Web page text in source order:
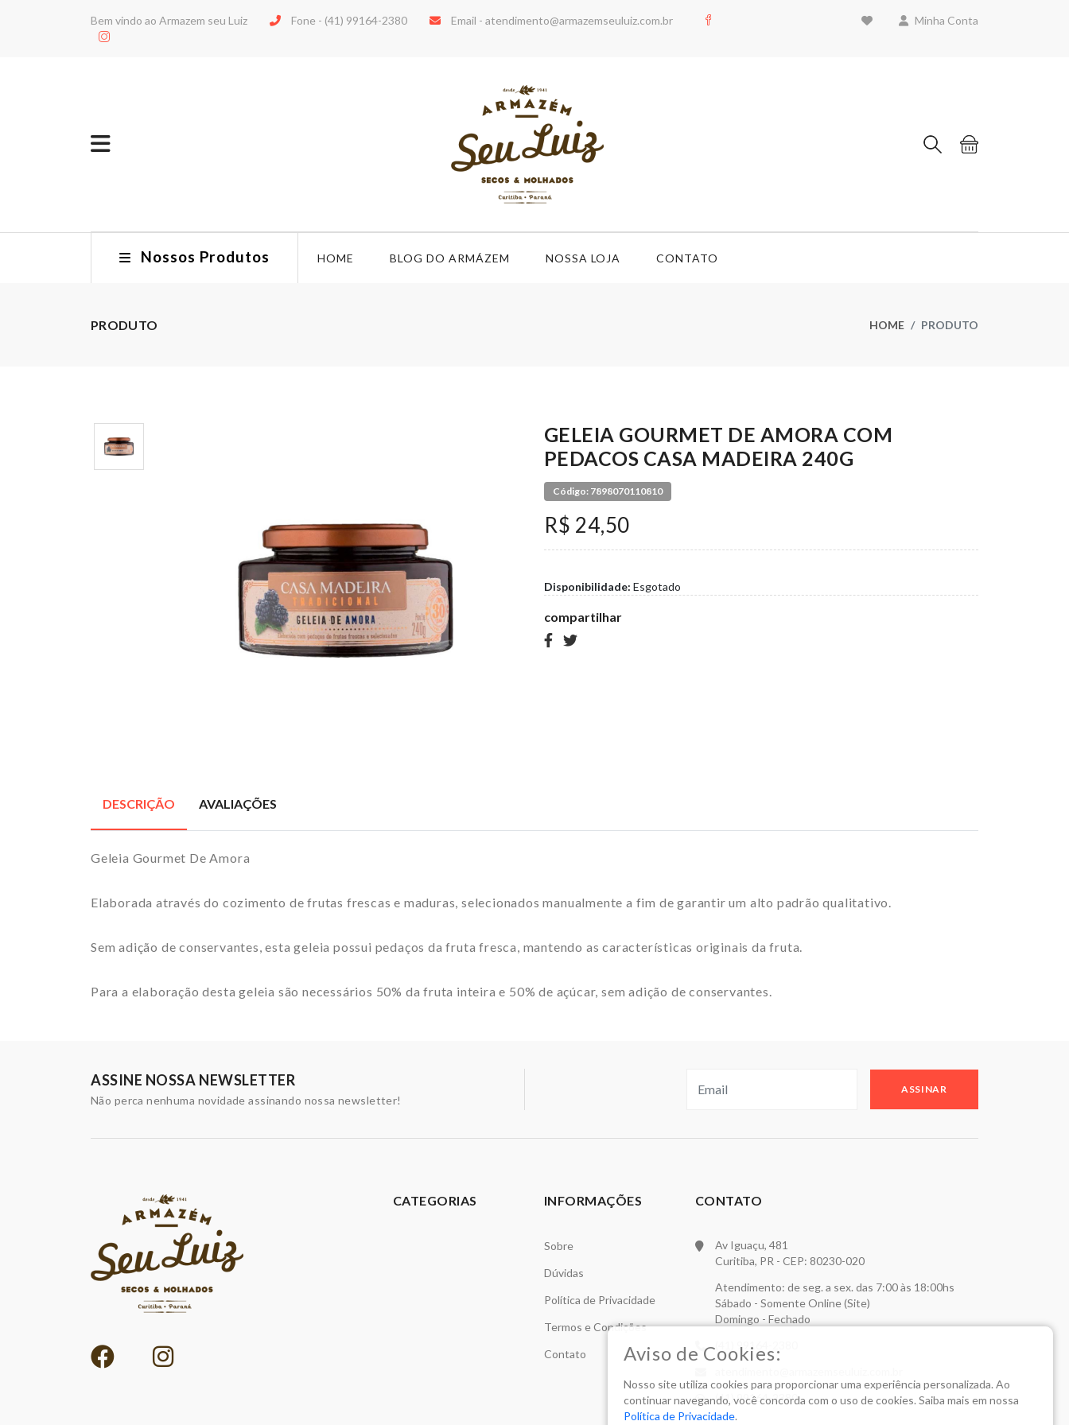
Bem vindo ao Armazem seu Luiz Fone - (41) 99164-2380 Email - atendimento@armazemseuluiz.com.br Minha Conta
Nossos Produtos HOME BLOG DO ARMÁZEM NOSSA LOJA CONTATO
PRODUTO HOME PRODUTO
GELEIA GOURMET DE AMORA COM
PEDACOS CASA MADEIRA 240G
Código: 7898070110810
R$ 24,50
Disponibilidade: Esgotado
compartilhar
DESCRIÇÃO AVALIAÇÕES
Geleia Gourmet De Amora
Elaborada através do cozimento de frutas frescas e maduras, selecionados manualmente a fim de garantir um alto padrão qualitativo.
Sem adição de conservantes, esta geleia possui pedaços da fruta fresca, mantendo as características originais da fruta.
Para a elaboração desta geleia são necessários 50% da fruta inteira e 50% de açúcar, sem adição de conservantes.
ASSINE NOSSA NEWSLETTER
Não perca nenhuma novidade assinando nossa newsletter!
ASSINAR
CATEGORIAS INFORMAÇÕES
Sobre
Dúvidas
Política de Privacidade
Termos e Condições
Contato
CONTATO
Av Iguaçu, 481
Curitiba, PR - CEP: 80230-020
Atendimento: de seg. a sex. das 7:00 às 18:00hs
Sábado - Somente Online (Site)
Domingo - Fechado
(41) 99164-2380
(41) 99164-2380
Aviso de Cookies:
Nosso site utiliza cookies para proporcionar uma experiência personalizada. Ao
continuar navegando, você concorda com o uso de cookies. Saiba mais em nossa
Política de Privacidade.